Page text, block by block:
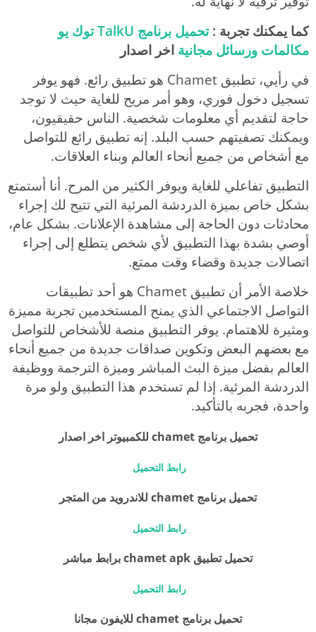
كما يمكنك تجربة :
تحميل برنامج TalkU توك يو
مكالمات ورسائل مجانية اخر اصدار
في رأيي، تطبيق Chamet هو تطبيق رائع. فهو يوفر
تسجيل دخول فوري، وهو أمر مريح للغاية حيث لا توجد
حاجة لتقديم أي معلومات شخصية. الناس حقيقيون،
ويمكنك تصفيتهم حسب البلد. إنه تطبيق رائع للتواصل
مع أشخاص من جميع أنحاء العالم وبناء العلاقات.
التطبيق تفاعلي للغاية ويوفر الكثير من المرح. أنا أستمتع
بشكل خاص بميزة الدردشة المرئية التي تتيح لك إجراء
محادثات دون الحاجة إلى مشاهدة الإعلانات. بشكل عام،
أوصي بشدة بهذا التطبيق لأي شخص يتطلع إلى إجراء
اتصالات جديدة وقضاء وقت ممتع.
خلاصة الأمر أن تطبيق Chamet هو أحد تطبيقات
التواصل الاجتماعي الذي يمنح المستخدمين تجربة مميزة
ومثيرة للاهتمام. يوفر التطبيق منصة للأشخاص للتواصل
مع بعضهم البعض وتكوين صداقات جديدة من جميع أنحاء
العالم بفضل ميزة البث المباشر وميزة الترجمة ووظيفة
الدردشة المرئية. إذا لم تستخدم هذا التطبيق ولو مرة
واحدة، فجربه بالتأكيد.
تحميل برنامج chamet للكمبيوتر اخر اصدار
رابط التحميل
تحميل برنامج chamet للاندرويد من المتجر
رابط التحميل
تحميل تطبيق chamet apk برابط مباشر
رابط التحميل
تحميل برنامج chamet للايفون مجانا